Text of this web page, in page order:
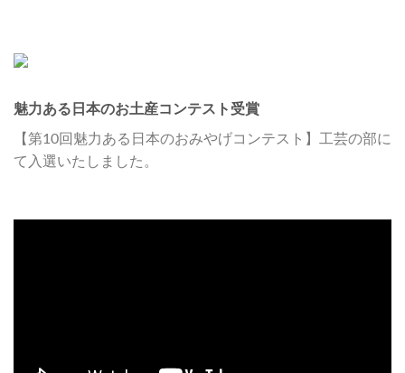
魅力ある日本のお土産コンテスト受賞
【第10回魅力ある日本のおみやげコンテスト】工芸の部に
て入選いたしました。